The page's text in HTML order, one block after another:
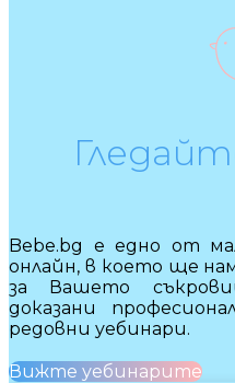
Bebe.bg е едно от
онлайн, в което ще
за Вашето
доказани
редовни уебинари.
Вижте уебинарите